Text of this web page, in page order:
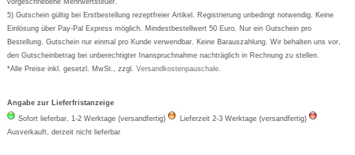
Basica
vorgeschriebene Mehrwertsteuer.
5) Gutschein gültig bei Erstbestellung rezeptfreier Artikel. Registrierung unbedingt notwendig. Keine
Einlösung über Pay-Pal Express möglich. Mindestbestellwert 50 Euro. Nur ein Gutschein pro
Bestellung. Gutschein nur einmal pro Kunde verwendbar. Keine Barauszahlung. Wir behalten uns vor,
den Gutscheinbetrag bei unberechtigter Inanspruchnahme nachträglich in Rechnung zu stellen.
*Alle Preise inkl. gesetzl. MwSt., zzgl.Versandkostenpauschale.
Angabe zur Lieferfristanzeige
Sofort lieferbar, 1-2 Werktage (versandfertig)
Lieferzeit 2-3 Werktage (versandfertig)
Ausverkauft, derzeit nicht lieferbar